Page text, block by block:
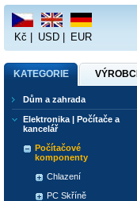
Kč USD EUR
KATEGORIE VÝROBCI
Dům a zahrada
Elektronika | Počítače a
kancelář
Počítačové
komponenty
Chlazení
PC Skříně